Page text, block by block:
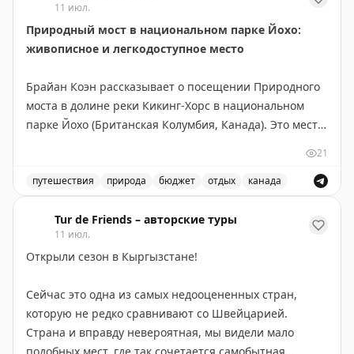
29.09.2026 (2 шт.): 16:10, 16:20
Всего свободных мест:3
11 июл.
Природный мост в национальном парке Йохо:
живописное и легкодоступное место
Брайан Коэн рассказывает о посещении Природного
моста в долине реки Кикинг-Хорс в национальном
парке Йохо (Британская Колумбия, Канада). Это место
достаточно пройти по искусственному мосту от
парковки. Природный мост образовался благодаря
эрозии известняка и абразии, вызванной потоком
реки. Река продолжает активно вырезать русло,
создавая впечатляющие скальные формации с
сам Природный мост посещать бесплатно. Идеально
подходит для быстрого визита — даже 10 минут
достаточно. Учтите, что в пиковый сезон здесь
21
путешествия природа бюджет отдых канада
Tur de Friends – авторские туры
11 июл.
Открыли сезон в Кыргызстане!
Сейчас это одна из самых недооцененных стран,
которую не редко сравнивают со Швейцарией.
Страна и вправду невероятная, мы видели мало